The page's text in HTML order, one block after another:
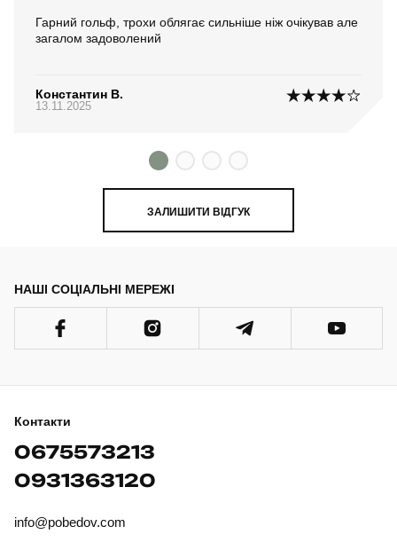
Гарний гольф, трохи облягає сильніше ніж очікував але
загалом задоволений
Константин В.
13.11.2025
ЗАЛИШИТИ ВІДГУК
НАШІ СОЦІАЛЬНІ МЕРЕЖІ
Контакти
0675573213
0931363120
info@pobedov.com